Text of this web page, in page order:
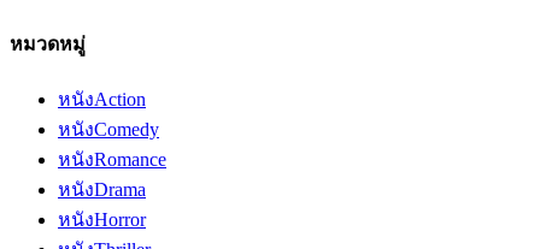
หมวดหมู่
หนังAction
หนังComedy
หนังRomance
หนังDrama
หนังHorror